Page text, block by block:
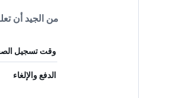
من الجيد أن
وقت تسجيل
الدفع والإلغاء